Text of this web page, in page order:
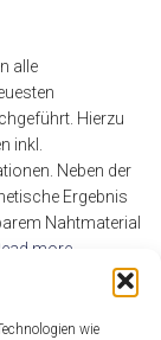
wie
alle
Hierzu
inkl.
Neben der
Ergebnis
Nahtmaterial
more…